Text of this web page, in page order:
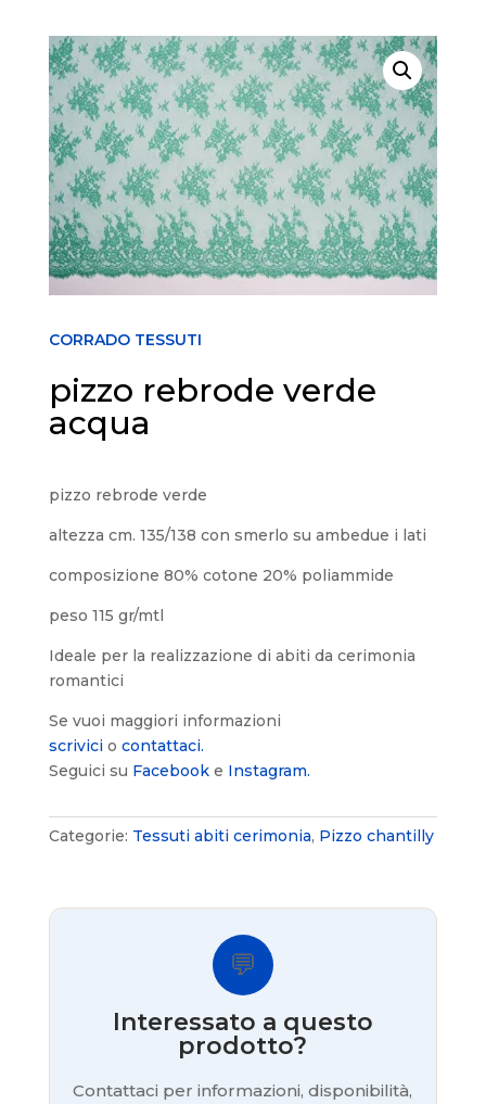
CORRADO TESSUTI
pizzo rebrode verde
acqua
pizzo rebrode verde
altezza cm. 135/138 con smerlo su ambedue i lati
composizione 80% cotone 20% poliammide
peso 115 gr/mtl
Ideale per la realizzazione di abiti da cerimonia
romantici
Se vuoi maggiori informazioni
scrivicio contattaci.
Seguici su Facebooke Instagram.
Categorie: Tessuti abiti cerimonia, Pizzo chantilly
💬
Interessato a questo
prodotto?
Contattaci per informazioni, disponibilità,